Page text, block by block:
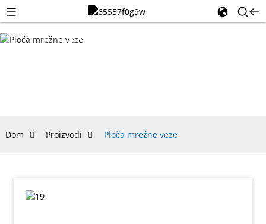
PLOČA
Dom Proizvodi Ploča mrežne veze